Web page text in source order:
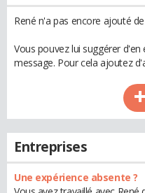
René n'a pas encore ajouté
Vous pouvez lui suggérer
message. Pour cela ajoutez
Entreprises
Une expérience absente ?